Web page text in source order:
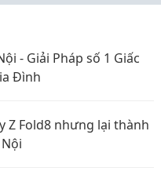
- Giải Pháp số 1 Giấc
Đình
Z Fold8 nhưng lại thành